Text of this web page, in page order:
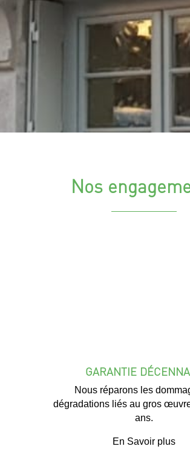
Nos
GARANTIE
Nous réparons les
dégradations liés au gros
ans.
En Savoir plus